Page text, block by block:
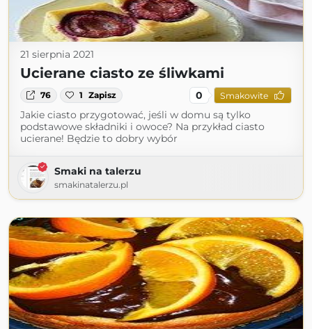
21 sierpnia 2021
Ucierane ciasto ze śliwkami
76 1 Zapisz 0 Smakowite
Jakie ciasto przygotować, jeśli w domu są tylko
podstawowe składniki i owoce? Na przykład ciasto
ucierane! Będzie to dobry wybór
Smaki na talerzu
smakinatalerzu.pl